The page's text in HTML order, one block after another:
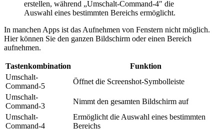
erstellen, während „Umschalt-Command-4″ die
Auswahl eines bestimmten Bereichs ermöglicht.
In manchen Apps ist das Aufnehmen von Fenstern nicht möglich.
Hier können Sie den ganzen Bildschirm oder einen Bereich
aufnehmen.
Tastenkombination
Funktion
Umschalt-
Command-5
Öffnet die Screenshot-Symbolleiste
Umschalt-
Command-3
Nimmt den gesamten Bildschirm auf
Umschalt-
Command-4
Ermöglicht die Auswahl eines bestimmten
Bereichs